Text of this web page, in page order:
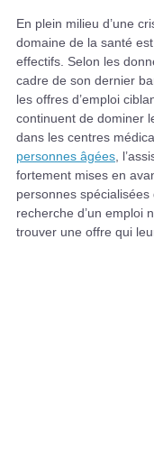
En plein milieu d’une
domaine de la santé
effectifs. Selon les
cadre de son dernier
les offres d’emploi
continuent de dominer
dans les centres
personnes âgées ,
fortement mises en
personnes
recherche d’un emploi
trouver une offre qui